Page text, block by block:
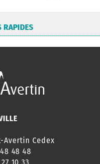
RAPIDES
CONSEILS
Avertin Cedex
48 48